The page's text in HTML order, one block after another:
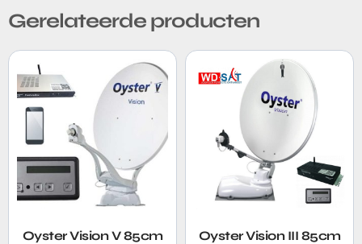
Gerelateerde producten
Oyster Vision V 85cm
Oyster Vision III 85cm